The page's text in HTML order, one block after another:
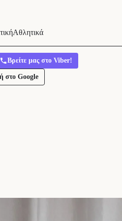
Αθλητικά
Βρείτε μας στο Viber!
στο Google